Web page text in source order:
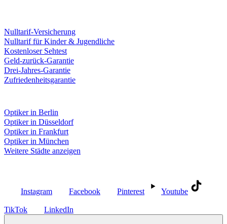
Nulltarif-Versicherung
Nulltarif für Kinder & Jugendliche
Kostenloser Sehtest
Geld-zurück-Garantie
Drei-Jahres-Garantie
Zufriedenheitsgarantie
Optiker in Berlin
Optiker in Düsseldorf
Optiker in Frankfurt
Optiker in München
Weitere Städte anzeigen
Instagram Facebook Pinterest Youtube
TikTok LinkedIn